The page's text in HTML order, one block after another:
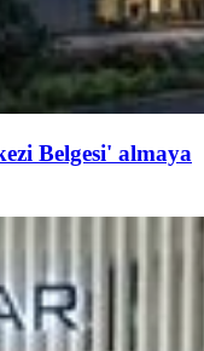
Belgesi' almaya